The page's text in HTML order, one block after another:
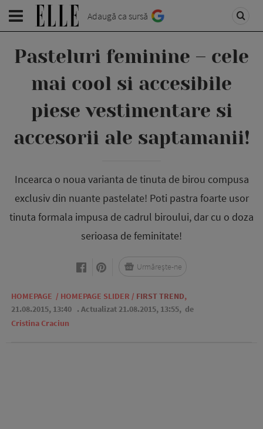
Adaugă ca sursă
Pasteluri feminine – cele
mai cool si accesibile
piese vestimentare si
accesorii ale saptamanii!
Incearca o noua varianta de tinuta de birou compusa
exclusiv din nuante pastelate! Poti pastra foarte usor
tinuta formala impusa de cadrul biroului, dar cu o doza
serioasa de feminitate!
HOMEPAGE / HOMEPAGE SLIDER / FIRST TREND,
21.08.2015, 13:40 . Actualizat 21.08.2015, 13:55, de
Cristina Craciun
Urmărește-ne